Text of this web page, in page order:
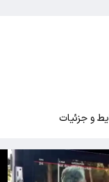
و جزئیات